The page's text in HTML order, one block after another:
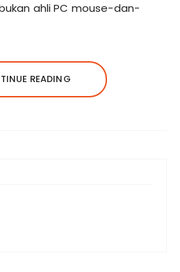
ahli PC mouse-dan-
READING